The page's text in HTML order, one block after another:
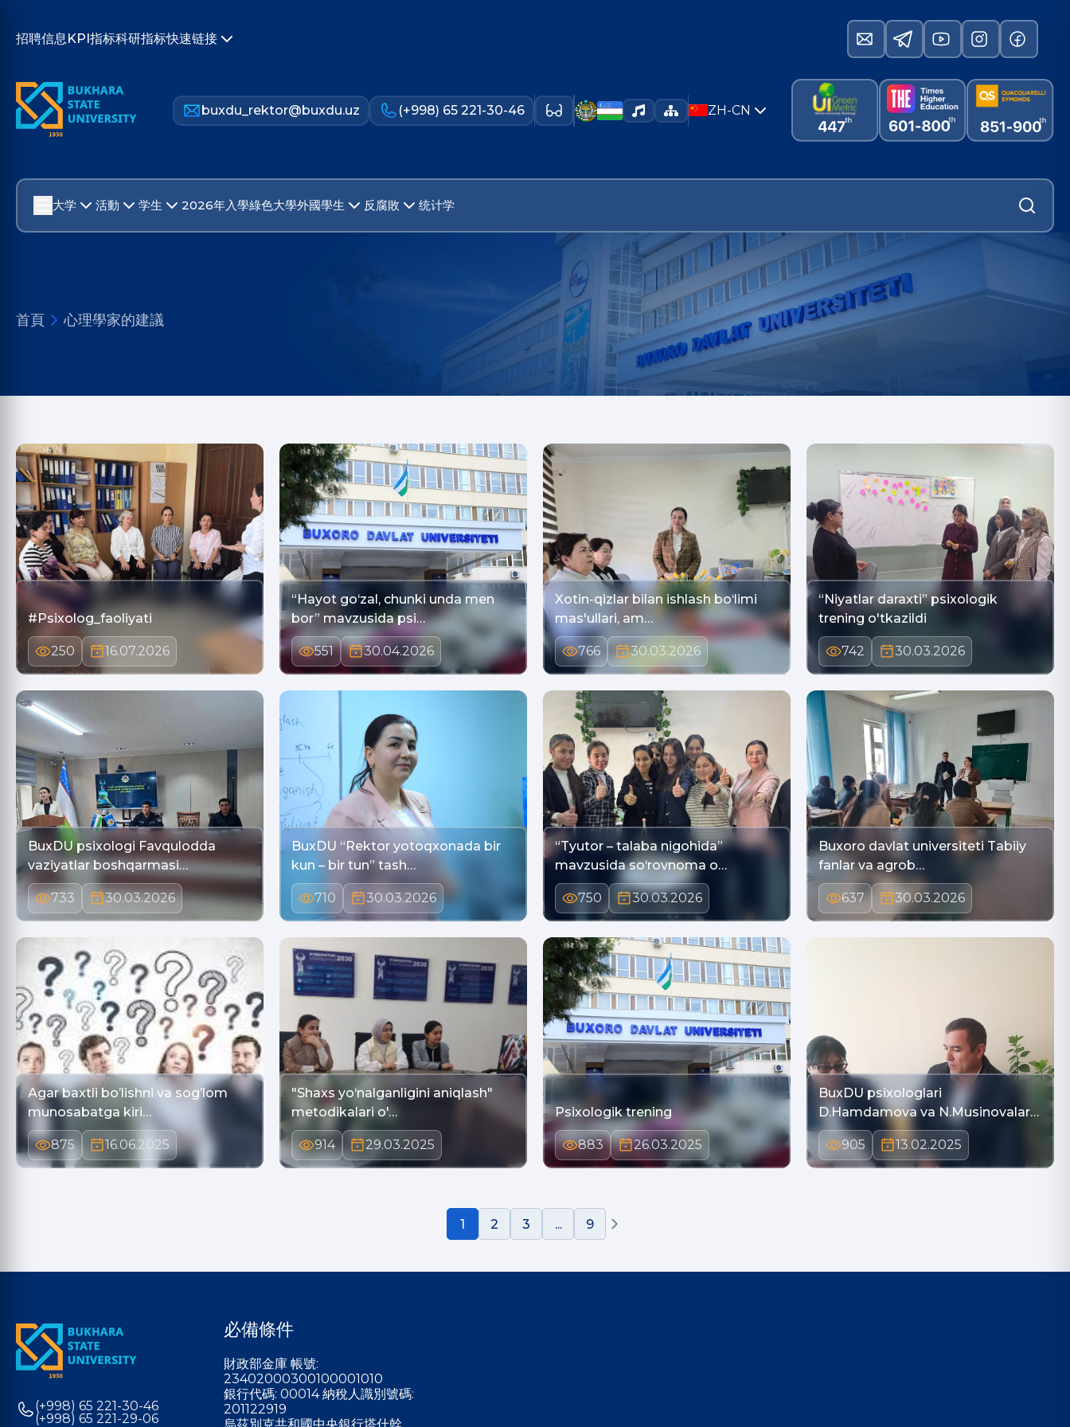
招聘信息KPI指标科研指标快速链接
buxdu_rektor@buxdu.uz (+998) 65 221-30-46 ZH-CN
大学 活動 学生 2026年入學綠色大學外國學生 反腐敗 统计学
首頁 心理學家的建議
#Psixolog_faoliyati
250 16.07.2026
“Hayot go‘zal, chunki unda men
bor” mavzusida psi…
551 30.04.2026
Xotin-qizlar bilan ishlash bo‘limi
mas'ullari, am…
766 30.03.2026
“Niyatlar daraxti” psixologik
trening o'tkazildi
742 30.03.2026
BuxDU psixologi Favqulodda
vaziyatlar boshqarmasi…
733 30.03.2026
BuxDU “Rektor yotoqxonada bir
kun – bir tun” tash…
710 30.03.2026
“Tyutor – talaba nigohida”
mavzusida so‘rovnoma o…
750 30.03.2026
Buxoro davlat universiteti Tabiiy
fanlar va agrob…
637 30.03.2026
Аgar baxtli boʼlishni va sogʼlom
munosabatga kiri…
875 16.06.2025
"Shaxs yo‘nalganligini aniqlash"
metodikalari o'…
914 29.03.2025
Psixologik trening
883 26.03.2025
BuxDU psixologlari
D.Hamdamova va N.Musinovalar
I…
905
13.02.2025
1 2 3 ... 9
(+998) 65 221-30-46
(+998) 65 221-29-06
必備條件
財政部金庫 帳號:
23402000300100001010
銀行代碼: 00014 納稅人識別號碼:
201122919